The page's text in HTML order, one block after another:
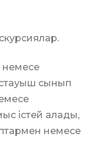
немесе
сынып
істей алады,
немесе